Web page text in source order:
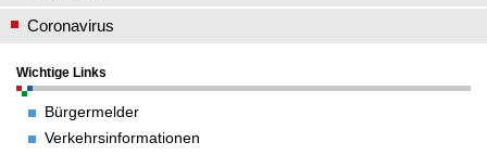
Coronavirus
Wichtige Links
Bürgermelder
Verkehrsinformationen